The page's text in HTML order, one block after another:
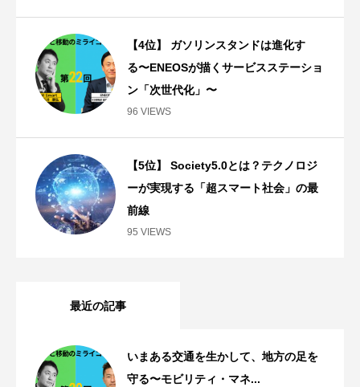
【4位】 ガソリンスタンドは進化す
る〜ENEOSが描くサービスステーショ
ン「次世代化」〜
96 VIEWS
【5位】 Society5.0とは？テクノロジ
ーが実現する「超スマート社会」の最
前線
95 VIEWS
最近の記事
いまある交通を生かして、地方の足を
守る〜モビリティ・マネ...